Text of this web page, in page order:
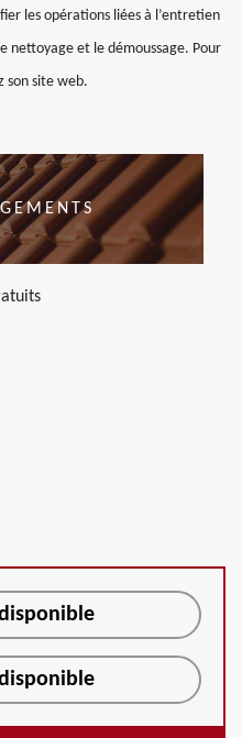
les opérations liées à l’entretien
nettoyage et le démoussage. Pour
son site web.